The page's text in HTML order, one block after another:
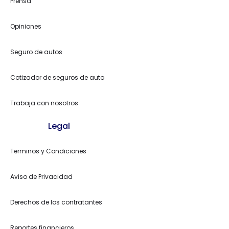
Opiniones
Seguro de autos
Cotizador de seguros de auto
Trabaja con nosotros
Legal
Terminos y Condiciones
Aviso de Privacidad
Derechos de los contratantes